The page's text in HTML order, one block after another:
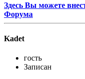
Здесь Вы можете
Форума
Kadet
гость
Записан